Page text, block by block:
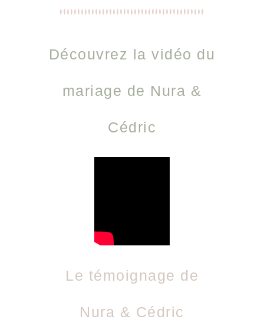
Découvrez la vidéo du
mariage de Nura &
Cédric
Le témoignage de
Nura & Cédric